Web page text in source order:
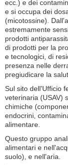
ecc.) e dei
e si occupa dei
(micotossine).
estremamente
prodotti
di prodotti per la
e tecnologici, di
presenza nelle
pregiudicare la
Sul sito dell'Ufficio
veterinaria (USAV)
chimiche
endocrini,
alimentare.
Questo gruppo
alimentari e
suolo), e nell'aria.